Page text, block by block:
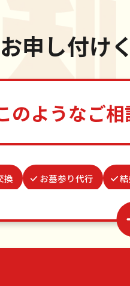
お申し付け
のようなご
換 お墓参り代行
遺品整理・生前
蜂の巣駆